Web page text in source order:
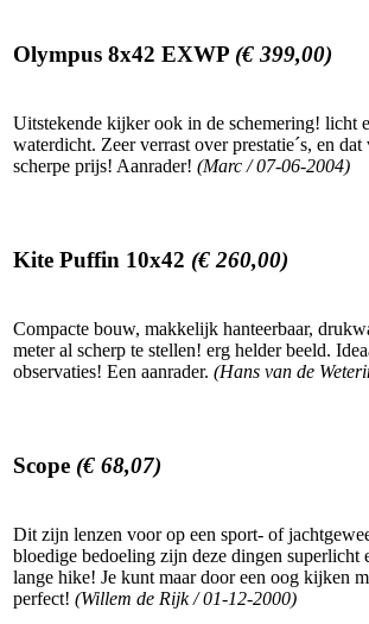
Olympus 8x42 EXWP (€ 399,00)
Uitstekende kijker ook in de schemering! licht
waterdicht. Zeer verrast over prestatie´s, en dat
scherpe prijs! Aanrader! (Marc / 07-06-2004)
Kite Puffin 10x42 (€ 260,00)
Compacte bouw, makkelijk hanteerbaar,
meter al scherp te stellen! erg helder beeld.
observaties! Een aanrader. (Hans van de
Scope (€ 68,07)
Dit zijn lenzen voor op een sport- of
bloedige bedoeling zijn deze dingen superlicht
lange hike! Je kunt maar door een oog kijken
perfect! (Willem de Rijk / 01-12-2000)